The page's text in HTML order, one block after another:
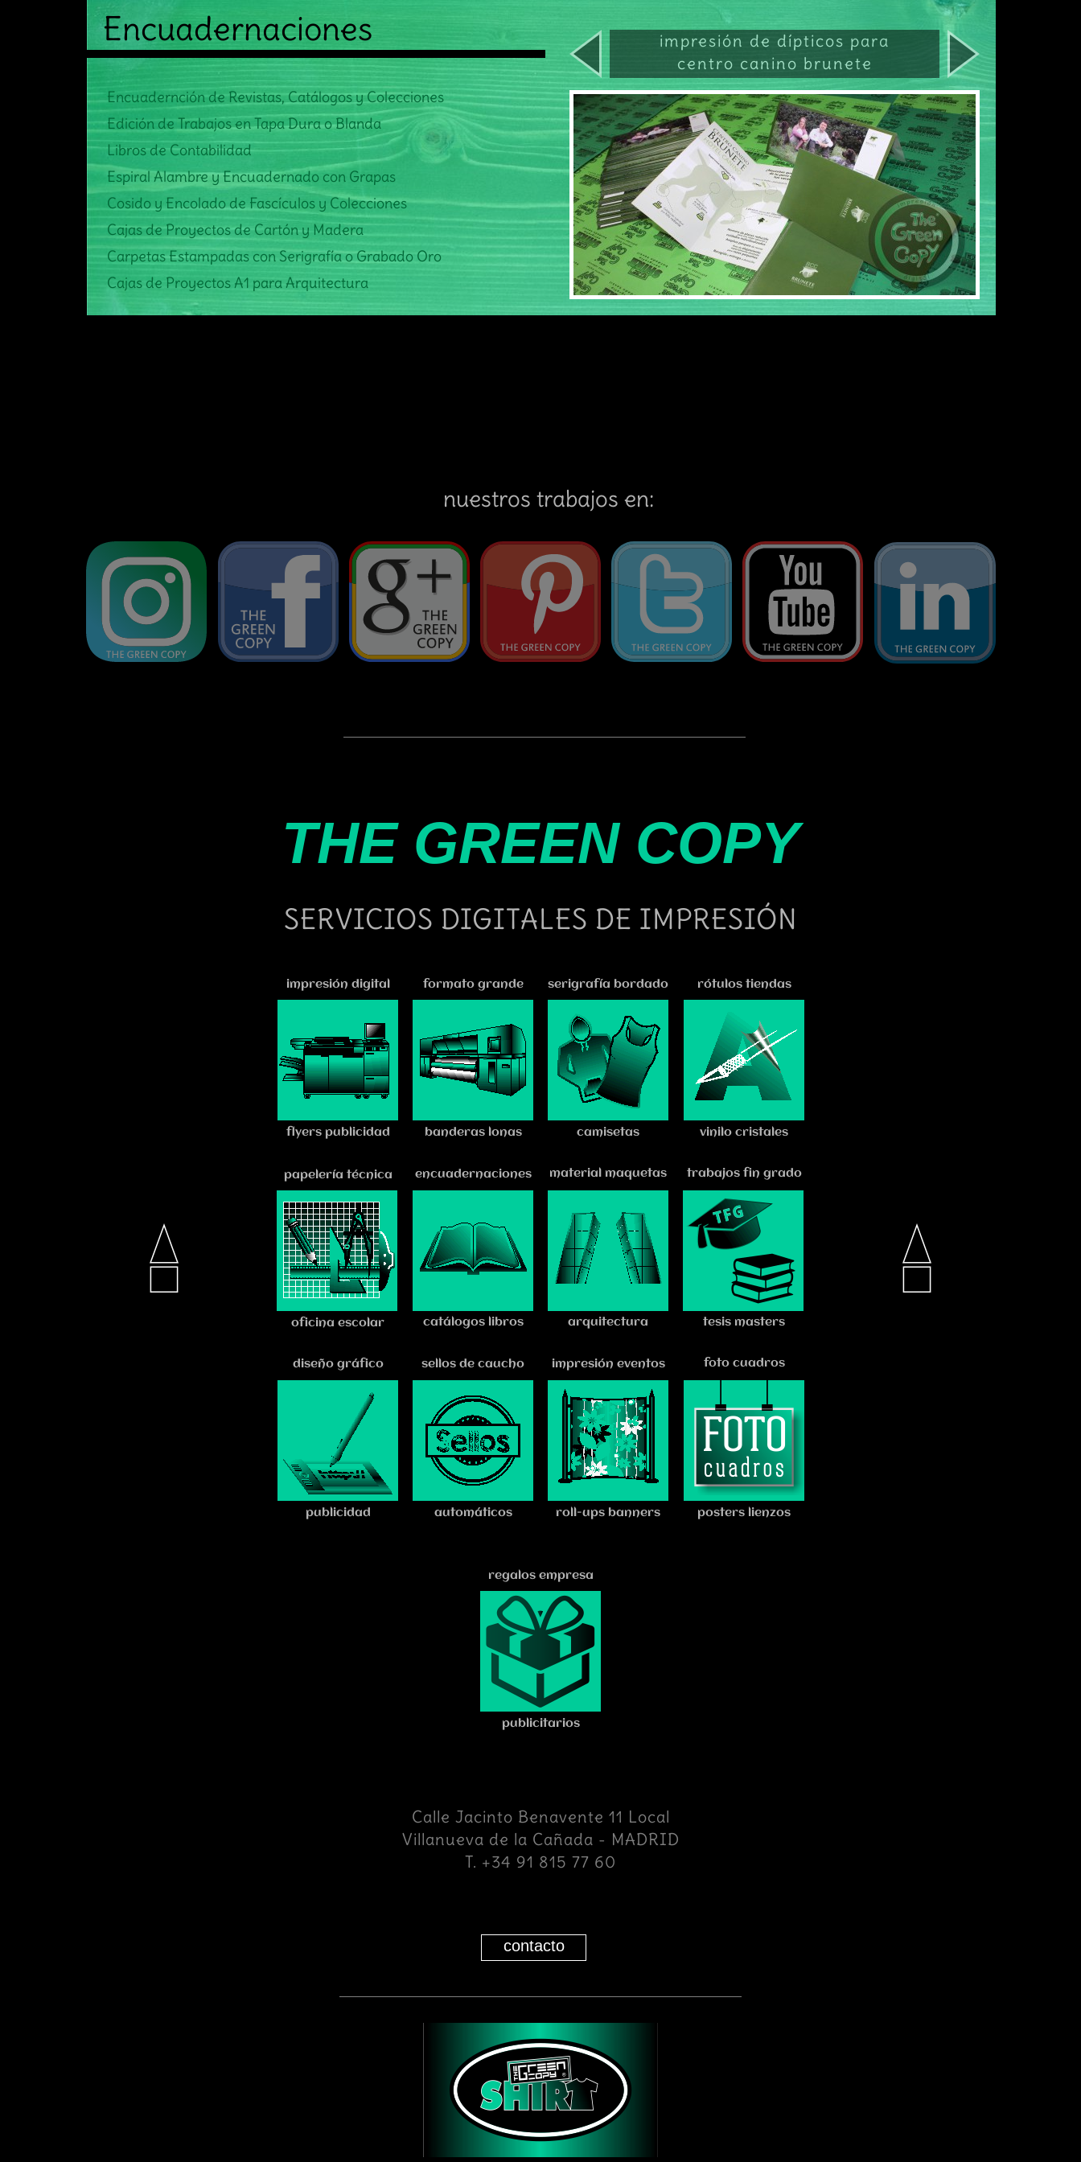
Encuadernaciones
Encuadernción de Revistas, Catálogos y Colecciones
Edición de Trabajos en Tapa Dura o Blanda
Libros de Contabilidad
Espiral Alambre y Encuadernado con Grapas
Cosido y Encolado de Fascículos y Colecciones
Cajas de Proyectos de Cartón y Madera
Carpetas Estampadas con Serigrafía o Grabado Oro
Cajas de Proyectos A1 para Arquitectura
impresión de dípticos para
centro canino brunete
nuestros trabajos en:
THE GREEN COPY
SERVICIOS DIGITALES DE IMPRESIÓN
impresión digital formato grande serigrafía bordado rótulos tiendas
flyers publicidad banderas lonas camisetas vinilo cristales
papelería técnica encuadernaciones material maquetas trabajos fin grado
oficina escolar catálogos libros arquitectura tesis masters
diseño gráfico sellos de caucho impresión eventos foto cuadros
publicidad automáticos roll-ups banners posters lienzos
regalos empresa
publicitarios
Calle Jacinto Benavente 11 Local
Villanueva de la Cañada - MADRID
T. +34 91 815 77 60
contacto